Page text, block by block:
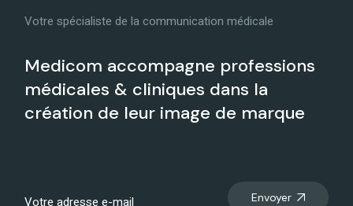
Votre spécialiste de la communication médicale
Medicom accompagne professions
médicales & cliniques dans la
création de leur image de marque
Envoyer